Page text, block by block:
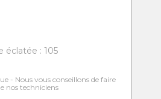
éclatée : 105
- Nous vous conseillons de faire
nos techniciens